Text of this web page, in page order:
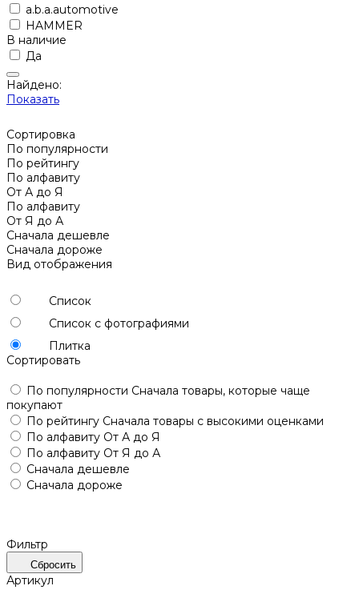
a.b.a.automotive
HAMMER
В наличие
Да
Найдено:
Показать
Сортировка
По популярности
По рейтингу
По алфавиту
От А до Я
По алфавиту
От Я до А
Сначала дешевле
Сначала дороже
Вид отображения
Список
Список с фотографиями
Плитка
Сортировать
По популярности Сначала товары, которые чаще
покупают
По рейтингу Сначала товары с высокими оценками
По алфавиту От А до Я
По алфавиту От Я до А
Сначала дешевле
Сначала дороже
Фильтр
Сбросить
Артикул